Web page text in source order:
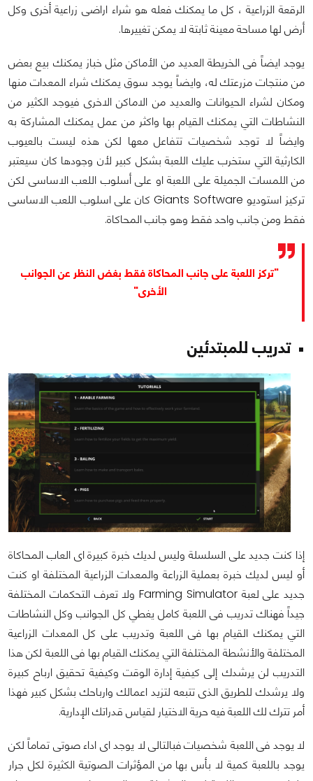
الرقعة الزراعية ، كل ما يمكنك فعله هو شراء اراضى زراعية أخرى وكل
أرض لها مساحة معينة ثابتة لا يمكن تغييرها.
يوجد ايضاً فى الخريطة العديد من الأماكن مثل خباز يمكنك بيع بعض
من منتجات مزرعتك له، وايضاً يوجد سوق يمكنك شراء المعدات منها
ومكان لشراء الحيوانات والعديد من الاماكن الاخرى فيوجد الكثير من
النشاطات التي يمكنك القيام بها واكثر من عمل يمكنك المشاركة به
وايضاً لا توجد شخصيات تتفاعل معها لكن هذه ليست بالعيوب
الكارثية التي ستخرب عليك اللعبة بشكل كبير لأن وجودها كان سيعتبر
من اللمسات الجميلة على اللعبة او على أسلوب اللعب الاساسى لكن
تركيز استوديو Giants Software كان على اسلوب اللعب الاساسى
فقط ومن جانب واحد فقط وهو جانب المحاكاة.
"تركز اللعبة على جانب المحاكاة فقط بغض النظر عن الجوانب
الأخرى"
تدريب للمبتدئين
إذا كنت جديد على السلسلة وليس لديك خبرة كبيرة اى العاب المحاكاة
أو ليس لديك خبرة بعملية الزراعة والمعدات الزراعية المختلفة او كنت
جديد على لعبة Farming Simulator ولا تعرف التحكمات المختلفة
جيداً فهناك تدريب فى اللعبة كامل يغطي كل الجوانب وكل النشاطات
التي يمكنك القيام بها فى اللعبة وتدريب على كل المعدات الزراعية
المختلفة والأنشطة المختلفة التي يمكنك القيام بها فى اللعبة لكن هذا
التدريب لن يرشدك إلى كيفية إدارة الوقت وكيفية تحقيق ارباح كبيرة
ولا يرشدك للطريق الذى تتبعه لتزيد اعمالك وارباحك بشكل كبير فهذا
أمر تترك لك اللعبة فيه حرية الاختيار لقياس قدراتك الإدارية.
لا يوجد فى اللعبة شخصيات فبالتالى لا يوجد اى اداء صوتى تماماً لكن
يوجد باللعبة كمية لا بأس بها من المؤثرات الصوتية الكثيرة لكل جرار